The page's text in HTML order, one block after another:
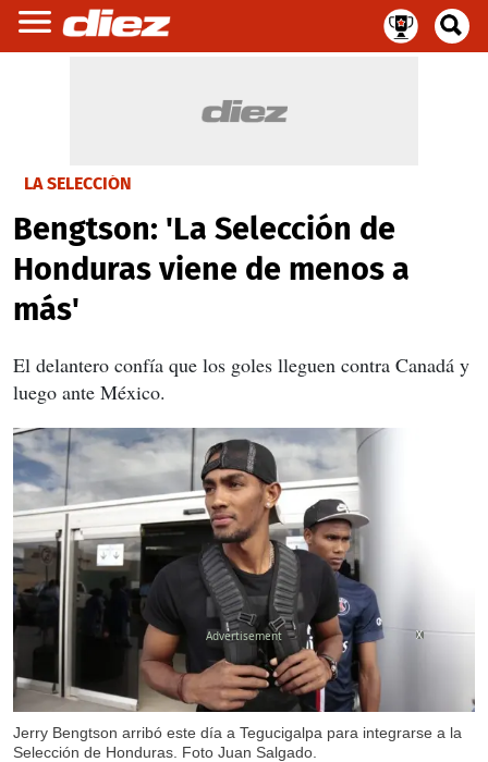
LA SELECCIÓN
Bengtson: 'La Selección de
Honduras viene de menos a
más'
El delantero confía que los goles lleguen contra Canadá y
luego ante México.
Jerry Bengtson arribó este día a Tegucigalpa para integrarse a la
Selección de Honduras. Foto Juan Salgado.
X